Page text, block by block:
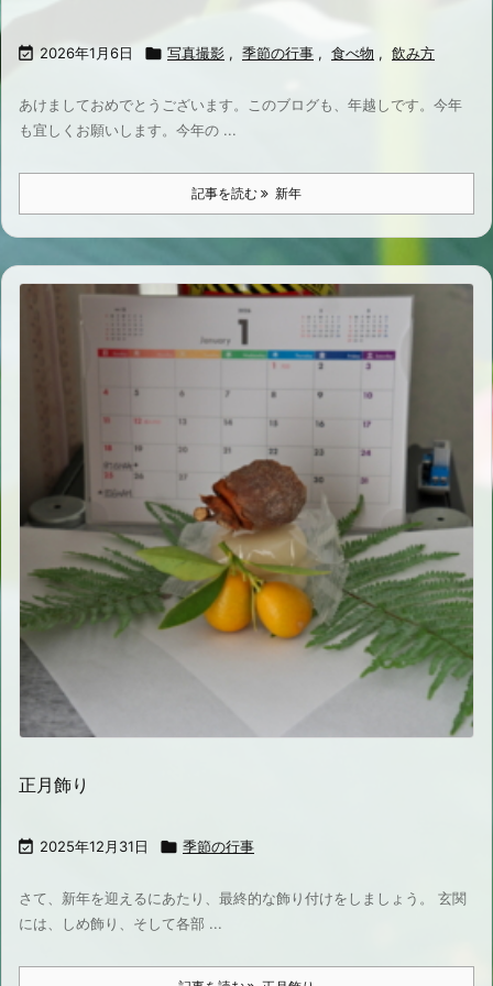
 2026年1月6日  写真撮影 , 季節の行事 , 食べ物 , 飲み方
あけましておめでとうございます。このブログも、年越しです。今年
も宜しくお願いします。今年の ...
記事を読む 新年
正月飾り
 2025年12月31日  季節の行事
さて、新年を迎えるにあたり、最終的な飾り付けをしましょう。 玄関
には、しめ飾り、そして各部 ...